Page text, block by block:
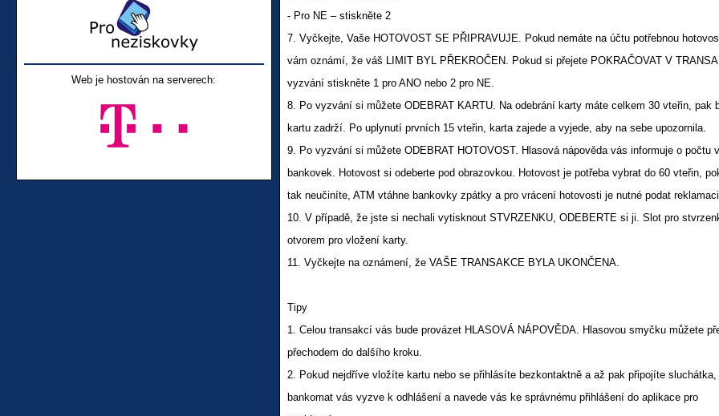
- Pro NE – stiskněte 2
7. Vyčkejte, Vaše HOTOVOST SE PŘIPRAVUJE. Pokud nemáte na účtu potřebnou
vám oznámí, že váš LIMIT BYL PŘEKROČEN. Pokud si přejete POKRAČOVAT V
vyzvání stiskněte 1 pro ANO nebo 2 pro NE.
8. Po vyzvání si můžete ODEBRAT KARTU. Na odebrání karty máte celkem 30 vteřin, pak
kartu zadrží. Po uplynutí prvních 15 vteřin, karta zajede a vyjede, aby na sebe upozornila.
9. Po vyzvání si můžete ODEBRAT HOTOVOST. Hlasová nápověda vás informuje o počtu
bankovek. Hotovost si odeberte pod obrazovkou. Hotovost je potřeba vybrat do 60 vteřin,
tak neučiníte, ATM vtáhne bankovky zpátky a pro vrácení hotovosti je nutné podat
10. V případě, že jste si nechali vytisknout STVRZENKU, ODEBERTE si ji. Slot pro
otvorem pro vložení karty.
11. Vyčkejte na oznámení, že VAŠE TRANSAKCE BYLA UKONČENA.
Tipy
1. Celou transakcí vás bude provázet HLASOVÁ NÁPOVĚDA. Hlasovou smyčku můžete
přechodem do dalšího kroku.
2. Pokud nejdříve vložíte kartu nebo se přihlásíte bezkontaktně a až pak připojíte sluchátka,
bankomat vás vyzve k odhlášení a navede vás ke správnému přihlášení do aplikace pro
Web je hostován na serverech: